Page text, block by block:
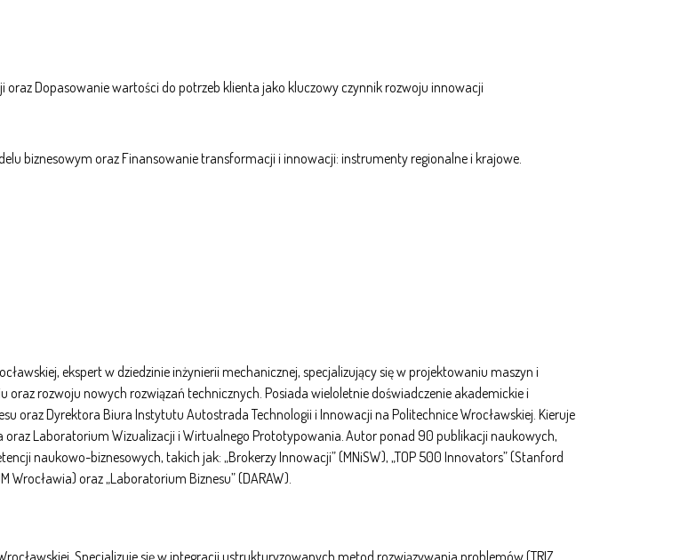
Dopasowanie wartości do potrzeb klienta jako kluczowy czynnik rozwoju innowacji
biznesowym oraz Finansowanie transformacji i innowacji: instrumenty regionalne i krajowe.
ekspert w dziedzinie inżynierii mechanicznej, specjalizujący się w projektowaniu maszyn i
rozwoju nowych rozwiązań technicznych. Posiada wieloletnie doświadczenie akademickie i
oraz Dyrektora Biura Instytutu Autostrada Technologii i Innowacji na Politechnice Wrocławskiej. Kieruje
Laboratorium Wizualizacji i Wirtualnego Prototypowania. Autor ponad 90 publikacji naukowych,
naukowo-biznesowych, takich jak: „Brokerzy Innowacji” (MNiSW), „TOP 500 Innovators” (Stanford
Wrocławia) oraz „Laboratorium Biznesu” (DARAW).